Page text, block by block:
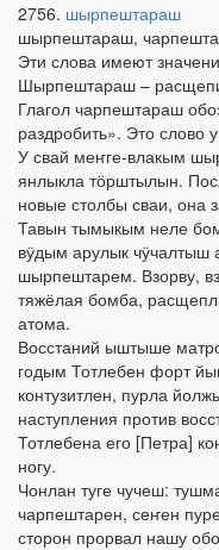
2756 шырпештараш
шырпештараш,
Эти слова имеют
Шырпештараш –
Глагол чарпештараш
раздробить». Это слово
У свай меҥге-влакым
янлыкла тӧрштылын.
новые столбы сваи, она
Тавын тымыкым неле
вӱдым арулык
шырпештарем. Взорву,
тяжёлая бомба,
атома.
Восстаний ыштыше
годым Тотлебен форт
контузитлен, пурла
наступления против
Тотлебена его [Петра]
ногу.
Чонлан туге чучеш:
чарпештарен, сеҥен
сторон прорвал нашу